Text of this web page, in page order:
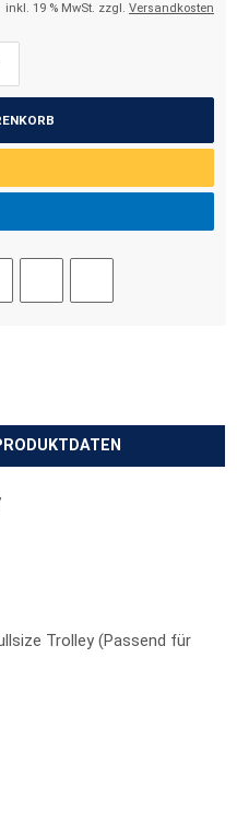
inkl. 19 % MwSt. zzgl. Versandkosten
Trolley (Passend für